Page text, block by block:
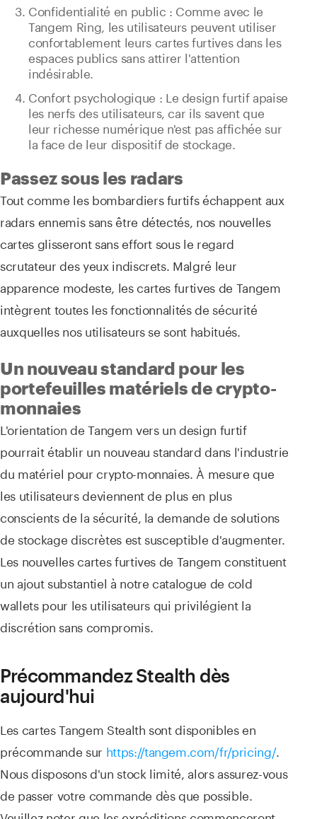
Confidentialité en public : Comme avec le
Tangem Ring, les utilisateurs peuvent utiliser
confortablement leurs cartes furtives dans les
espaces publics sans attirer l'attention
indésirable.
Confort psychologique : Le design furtif apaise
les nerfs des utilisateurs, car ils savent que
leur richesse numérique n'est pas affichée sur
la face de leur dispositif de stockage.
Passez sous les radars
Tout comme les bombardiers furtifs échappent aux
radars ennemis sans être détectés, nos nouvelles
cartes glisseront sans effort sous le regard
scrutateur des yeux indiscrets. Malgré leur
apparence modeste, les cartes furtives de Tangem
intègrent toutes les fonctionnalités de sécurité
auxquelles nos utilisateurs se sont habitués.
Un nouveau standard pour les
portefeuilles matériels de crypto-
monnaies
L'orientation de Tangem vers un design furtif
pourrait établir un nouveau standard dans l'industrie
du matériel pour crypto-monnaies. À mesure que
les utilisateurs deviennent de plus en plus
conscients de la sécurité, la demande de solutions
de stockage discrètes est susceptible d'augmenter.
Les nouvelles cartes furtives de Tangem constituent
un ajout substantiel à notre catalogue de cold
wallets pour les utilisateurs qui privilégient la
discrétion sans compromis.
Précommandez Stealth dès
aujourd'hui
Les cartes Tangem Stealth sont disponibles en
précommande sur https://tangem.com/fr/pricing/.
Nous disposons d'un stock limité, alors assurez-vous
de passer votre commande dès que possible.